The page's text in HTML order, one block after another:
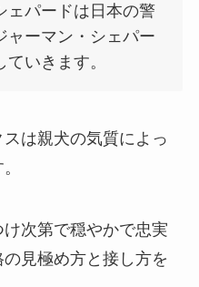
ェパードは日本の警
ャーマン・シェパー
ていきます。
は親犬の気質によっ
次第で穏やかで忠実
見極め方と接し方を